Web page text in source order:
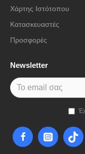
Χάρτης Ιστότοπου
Κατασκευαστές
Προσφορές
Newsletter